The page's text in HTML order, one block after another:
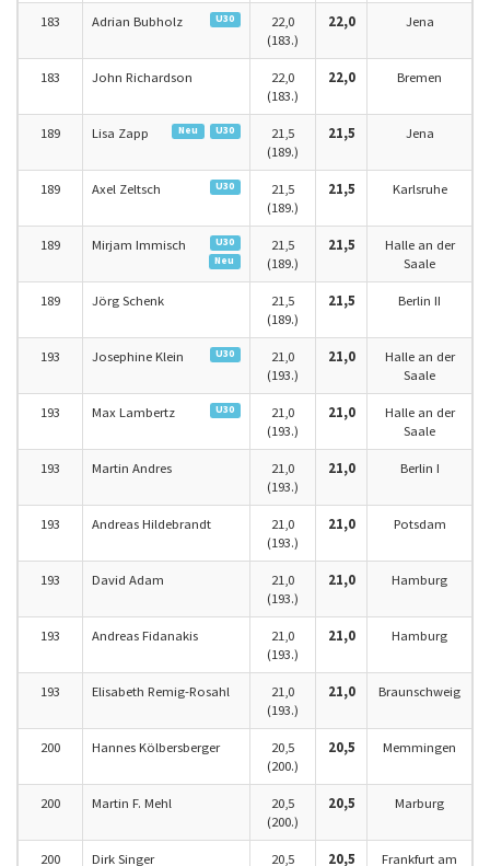
183 Adrian Bubholz U30
22,0
(183.)
22,0 Jena
183 John Richardson
22,0
(183.)
22,0 Bremen
189 Lisa Zapp U30
Neu
21,5
(189.)
21,5 Jena
189 Axel Zeltsch U30
21,5
(189.)
21,5 Karlsruhe
189 Mirjam Immisch
U30
Neu
21,5
(189.)
21,5
Halle an der
Saale
189 Jörg Schenk
21,5
(189.)
21,5 Berlin II
193 Josephine Klein U30
21,0
(193.)
21,0
Halle an der
Saale
193 Max Lambertz U30
21,0
(193.)
21,0
Halle an der
Saale
193 Martin Andres
21,0
(193.)
21,0 Berlin I
193 Andreas Hildebrandt
21,0
(193.)
21,0 Potsdam
193 David Adam
21,0
(193.)
21,0 Hamburg
193 Andreas Fidanakis
21,0
(193.)
21,0 Hamburg
193 Elisabeth Remig-Rosahl
21,0
(193.)
21,0 Braunschweig
200 Hannes Kölbersberger
20,5
(200.)
20,5 Memmingen
200 Martin F. Mehl
20,5
(200.)
20,5 Marburg
200 Dirk Singer
20,5
20,5
Frankfurt am